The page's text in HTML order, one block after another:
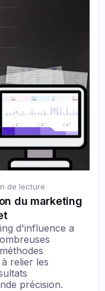
de lecture
du marketing
d'influence a
relier les
précision.